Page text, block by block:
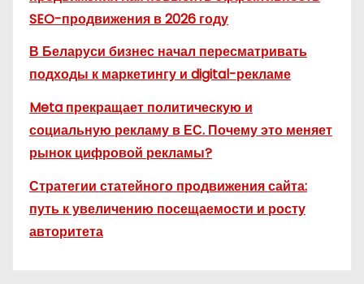
SEO-продвижения в 2026 году
В Беларуси бизнес начал пересматривать
подходы к маркетингу и digital-рекламе
Meta прекращает политическую и
социальную рекламу в ЕС. Почему это меняет
рынок цифровой рекламы?
Стратегии статейного продвижения сайта:
путь к увеличению посещаемости и росту
авторитета